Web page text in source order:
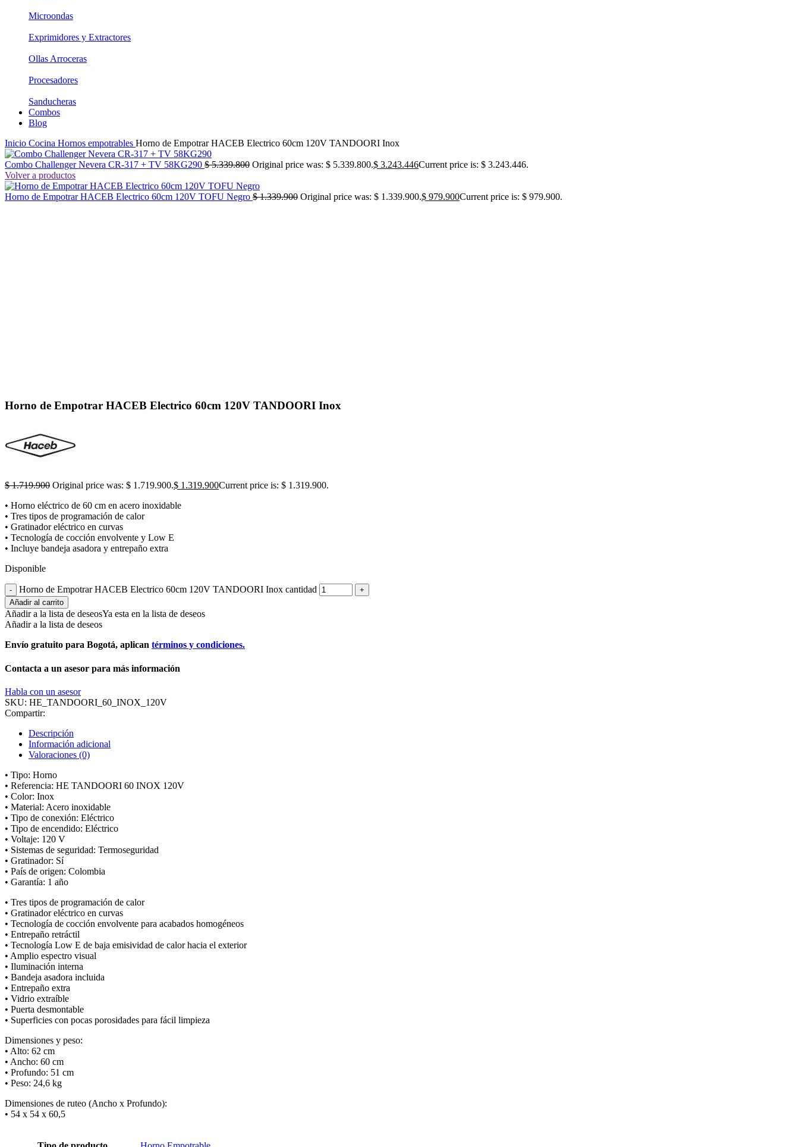
Microondas
Exprimidores y Extractores
Ollas Arroceras
Procesadores
Sanducheras
Combos
Blog
Inicio Cocina Hornos empotrables Horno de Empotrar HACEB Electrico 60cm 120V TANDOORI Inox
Combo Challenger Nevera CR-317 + TV 58KG290 $5.339.800 Original price was: $ 5.339.800.$ 3.243.446Current price is: $ 3.243.446.
Volver a productos
Horno de Empotrar HACEB Electrico 60cm 120V TOFU Negro $1.339.900 Original price was: $ 1.339.900.$ 979.900Current price is: $ 979.900.
Horno de Empotrar HACEB Electrico 60cm 120V TANDOORI Inox
$1.719.900 Original price was: $ 1.719.900.$ 1.319.900Current price is: $ 1.319.900.
• Horno eléctrico de 60 cm en acero inoxidable
• Tres tipos de programación de calor
• Gratinador eléctrico en curvas
• Tecnología de cocción envolvente y Low E
• Incluye bandeja asadora y entrepaño extra
Disponible
Horno de Empotrar HACEB Electrico 60cm 120V TANDOORI Inox cantidad
Añadir al carrito
Añadir a la lista de deseosYa esta en la lista de deseos
Añadir a la lista de deseos
Envío gratuito para Bogotá, aplican términos y condiciones.
Contacta a un asesor para más información
Habla con un asesor
SKU: HE_TANDOORI_60_INOX_120V
Compartir:
Descripción
Información adicional
Valoraciones (0)
• Tipo: Horno
• Referencia: HE TANDOORI 60 INOX 120V
• Color: Inox
• Material: Acero inoxidable
• Tipo de conexión: Eléctrico
• Tipo de encendido: Eléctrico
• Voltaje: 120 V
• Sistemas de seguridad: Termoseguridad
• Gratinador: Sí
• País de origen: Colombia
• Garantía: 1 año
• Tres tipos de programación de calor
• Gratinador eléctrico en curvas
• Tecnología de cocción envolvente para acabados homogéneos
• Entrepaño retráctil
• Tecnología Low E de baja emisividad de calor hacia el exterior
• Amplio espectro visual
• Iluminación interna
• Bandeja asadora incluida
• Entrepaño extra
• Vidrio extraíble
• Puerta desmontable
• Superficies con pocas porosidades para fácil limpieza
Dimensiones y peso:
• Alto: 62 cm
• Ancho: 60 cm
• Profundo: 51 cm
• Peso: 24,6 kg
Dimensiones de ruteo (Ancho x Profundo):
• 54 x 54 x 60,5